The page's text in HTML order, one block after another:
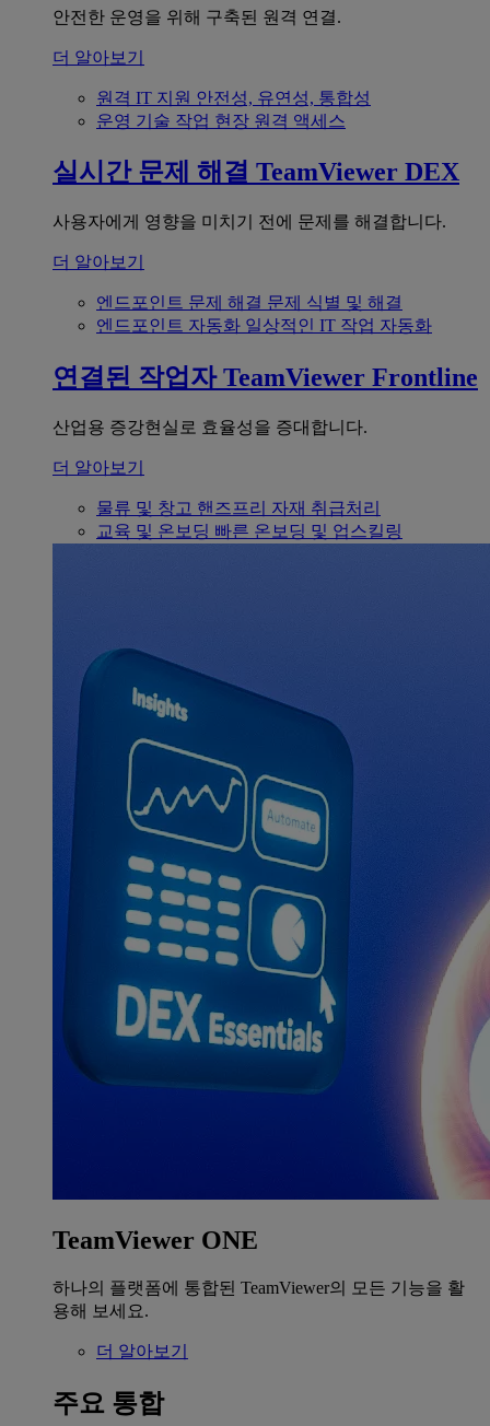
안전한 운영을 위해 구축된 원격 연결.
더 알아보기
원격 IT 지원 안전성, 유연성, 통합성
운영 기술 작업 현장 원격 액세스
실시간 문제 해결 TeamViewer DEX
사용자에게 영향을 미치기 전에 문제를 해결합니다.
더 알아보기
엔드포인트 문제 해결 문제 식별 및 해결
엔드포인트 자동화 일상적인 IT 작업 자동화
연결된 작업자 TeamViewer Frontline
산업용 증강현실로 효율성을 증대합니다.
더 알아보기
물류 및 창고 핸즈프리 자재 취급처리
교육 및 온보딩 빠른 온보딩 및 업스킬링
TeamViewer ONE
하나의 플랫폼에 통합된 TeamViewer의 모든 기능을 활
용해 보세요.
더 알아보기
주요 통합